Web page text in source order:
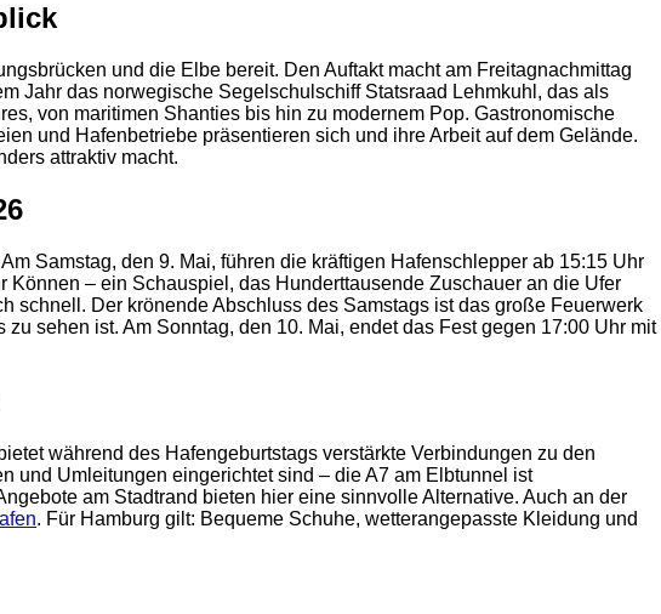
und die Elbe bereit. Den Auftakt macht am Freitagnachmittag
Jahr das norwegische Segelschulschiff Statsraad Lehmkuhl, das als
von maritimen Shanties bis hin zu modernem Pop. Gastronomische
und Hafenbetriebe präsentieren sich und ihre Arbeit auf dem Gelände.
attraktiv macht.
Samstag, den 9. Mai, führen die kräftigen Hafenschlepper ab 15:15 Uhr
– ein Schauspiel, das Hunderttausende Zuschauer an die Ufer
schnell. Der krönende Abschluss des Samstags ist das große Feuerwerk
sehen ist. Am Sonntag, den 10. Mai, endet das Fest gegen 17:00 Uhr mit
während des Hafengeburtstags verstärkte Verbindungen zu den
und Umleitungen eingerichtet sind – die A7 am Elbtunnel ist
am Stadtrand bieten hier eine sinnvolle Alternative. Auch an der
. Für Hamburg gilt: Bequeme Schuhe, wetterangepasste Kleidung und
2